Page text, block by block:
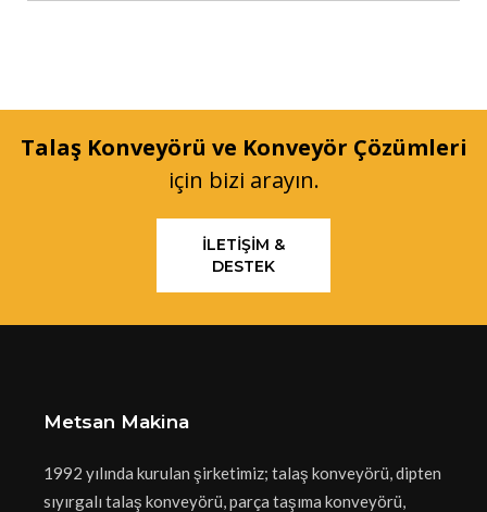
Talaş Konveyörü ve Konveyör Çözümleri
için bizi arayın.
İLETIŞIM &
DESTEK
Metsan Makina
1992 yılında kurulan şirketimiz; talaş konveyörü, dipten
sıyırgalı talaş konveyörü, parça taşıma konveyörü,